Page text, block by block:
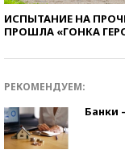
ИСПЫТАНИЕ НА
ПРОШЛА «ГОНКА
РЕКОМЕНДУЕМ:
Банки